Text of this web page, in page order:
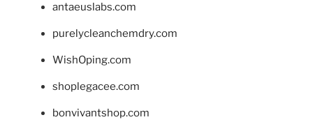
antaeuslabs.com
purelycleanchemdry.com
WishOping.com
shoplegacee.com
bonvivantshop.com